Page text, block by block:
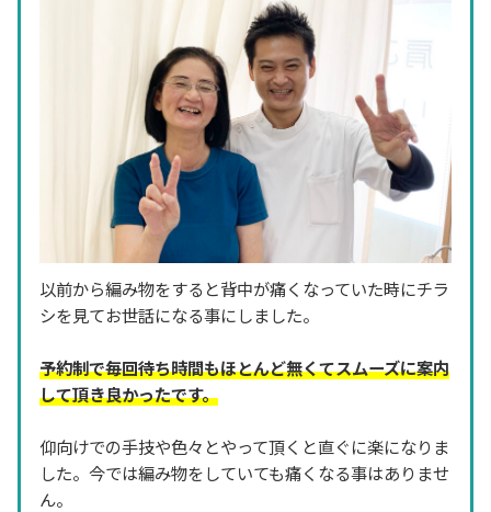
以前から編み物をすると背中が痛くなっていた時にチラ
シを見てお世話になる事にしました。
予約制で毎回待ち時間もほとんど無くてスムーズに案内
して頂き良かったです。
仰向けでの手技や色々とやって頂くと直ぐに楽になりま
した。今では編み物をしていても痛くなる事はありませ
ん。